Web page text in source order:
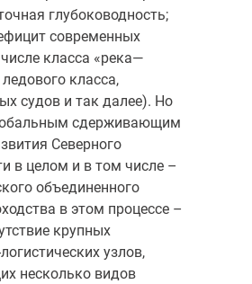
глубоководность;
современных
класса «река—
класса,
судов и так далее). Но
сдерживающим
Северного
в целом и в том числе –
объединенного
в этом процессе –
крупных
узлов,
несколько видов